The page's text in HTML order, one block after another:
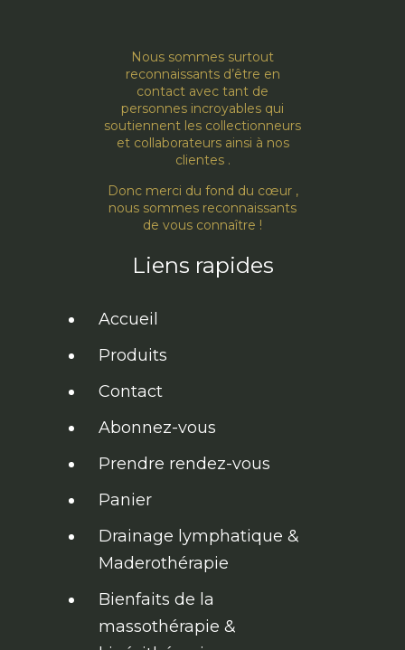
Nous sommes surtout
reconnaissants d’être en
contact avec tant de
personnes incroyables qui
soutiennent les collectionneurs
et collaborateurs ainsi à nos
clientes .
Donc merci du fond du cœur ,
nous sommes reconnaissants
de vous connaître !
Liens rapides
Accueil
Produits
Contact
Abonnez-vous
Prendre rendez-vous
Panier
Drainage lymphatique &
Maderothérapie
Bienfaits de la
massothérapie &